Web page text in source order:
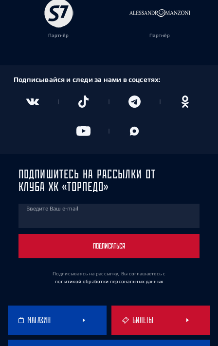
Партнёр Партнёр
Подписывайся и следи за нами в соцсетях:
ПОДПИШИТЕСЬ НА РАССЫЛКИ ОТ
КЛУБА ХК «ТОРПЕДО»
Введите Ваш e-mail
ПОДПИСАТЬСЯ
Подписываясь на рассылку, Вы соглашаетесь с
политикой обработки персональных данных
МАГАЗИН БИЛЕТЫ